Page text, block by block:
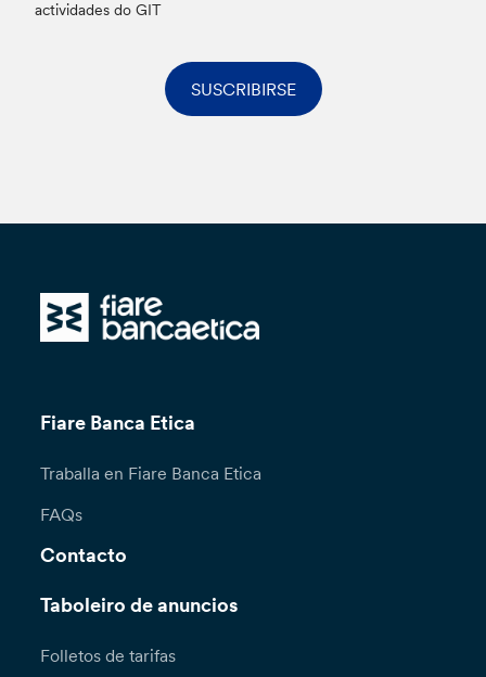
actividades do GIT
SUSCRIBIRSE
Fiare Banca Etica
Traballa en Fiare Banca Etica
FAQs
Contacto
Taboleiro de anuncios
Folletos de tarifas